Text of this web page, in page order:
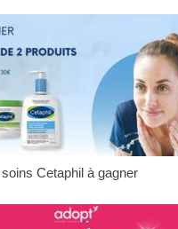
Cetaphil à gagner